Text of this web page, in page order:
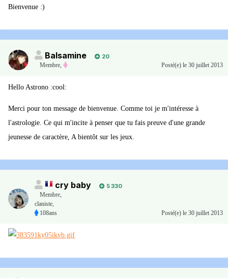
Bienvenue :)
Balsamine
20
Membre, Posté(e) le 30 juillet 2013
Hello Astrono :cool:
Merci pour ton message de bienvenue. Comme toi je m'intéresse à
l'astrologie. Ce qui m'incite à penser que tu fais preuve d'une grande
jeunesse de caractère, A bientôt sur les jeux.
cry baby
5 330
Membre,
claniste,
108ans
Posté(e) le 30 juillet 2013